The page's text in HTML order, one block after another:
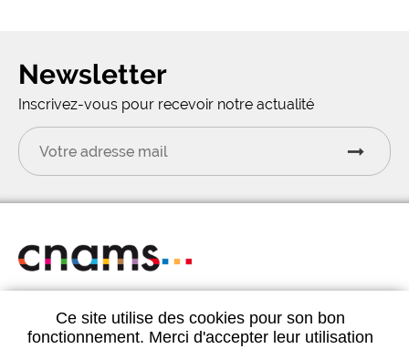
Ce site utilise des cookies pour son bon
fonctionnement. Merci d'accepter leur utilisation
Newsletter
Inscrivez-vous pour recevoir notre actualité
01 44 93 20 44